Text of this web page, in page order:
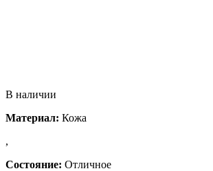
В наличии
Материал: Кожа
,
Состояние: Отличное